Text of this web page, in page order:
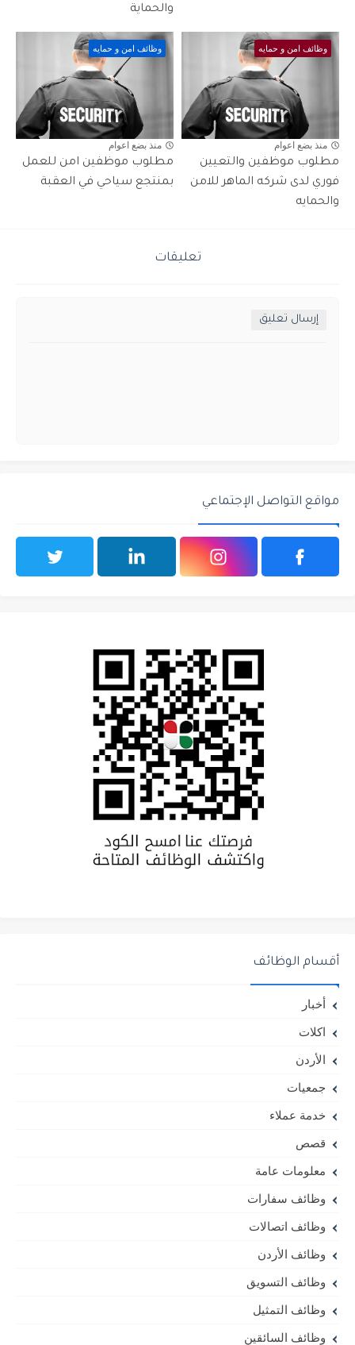
والحماية
وظائف امن و حمايه
منذ بضع اعوام
مطلوب موظفين والتعيين
فوري لدى شركه الماهر للامن
والحمايه
وظائف امن و حمايه
منذ بضع اعوام
مطلوب موظفين امن للعمل
بمنتجع سياحي في العقبة
تعليقات
إرسال تعليق
مواقع التواصل الإجتماعي
أقسام الوظائف
أخبار
اكلات
الأردن
جمعيات
خدمة عملاء
قصص
معلومات عامة
وظائف سفارات
وظائف اتصالات
وظائف الأردن
وظائف التسويق
وظائف التمثيل
وظائف السائقين